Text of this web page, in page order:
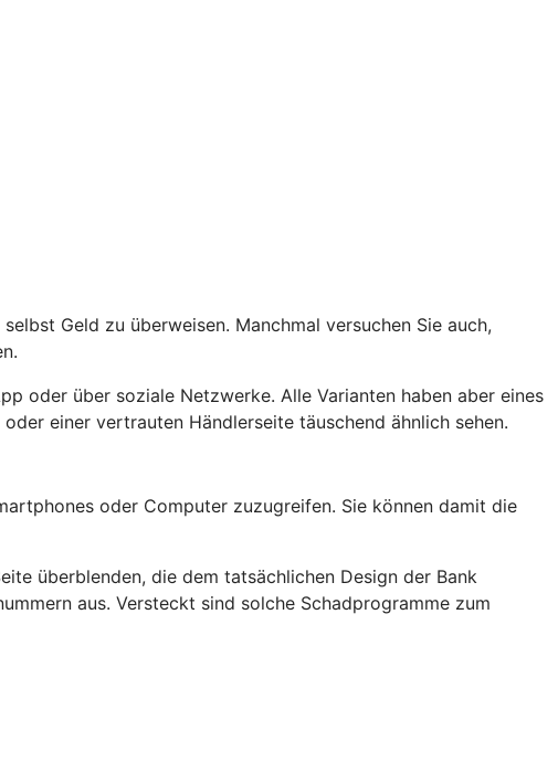
Geld zu überweisen. Manchmal versuchen Sie auch,
oder über soziale Netzwerke. Alle Varianten haben aber eines
einer vertrauten Händlerseite täuschend ähnlich sehen.
oder Computer zuzugreifen. Sie können damit die
überblenden, die dem tatsächlichen Design der Bank
aus. Versteckt sind solche Schadprogramme zum